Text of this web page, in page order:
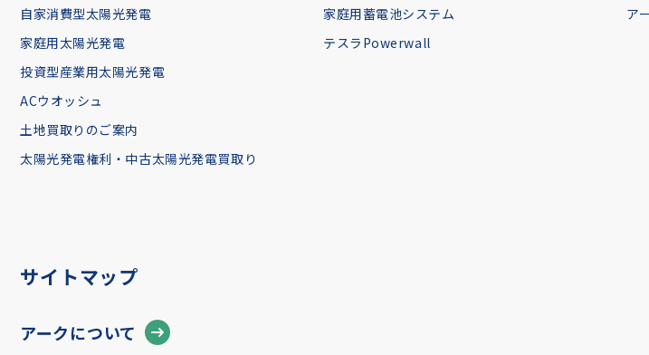
自家消費型太陽光発電
家庭用太陽光発電
投資型産業用太陽光発電
ACウオッシュ
土地買取りのご案内
太陽光発電権利・中古太陽光発電買取り
家庭用蓄電池システム
テスラPowerwall
ア
サイトマップ
アークについて